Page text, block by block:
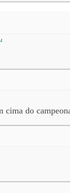
cima do